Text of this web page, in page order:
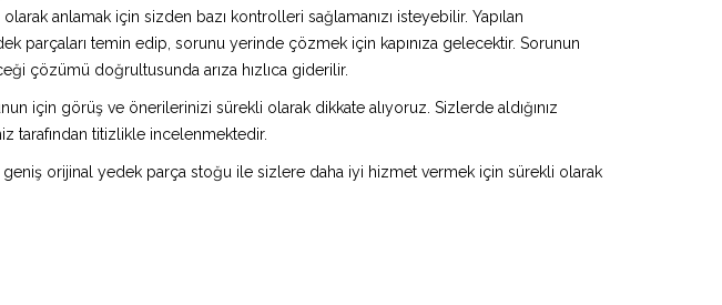
anlamak için sizden bazı kontrolleri sağlamanızı isteyebilir. Yapılan
parçaları temin edip, sorunu yerinde çözmek için kapınıza gelecektir. Sorunun
çözümü doğrultusunda arıza hızlıca giderilir.
için görüş ve önerilerinizi sürekli olarak dikkate alıyoruz. Sizlerde aldığınız
tarafından titizlikle incelenmektedir.
orijinal yedek parça stoğu ile sizlere daha iyi hizmet vermek için sürekli olarak